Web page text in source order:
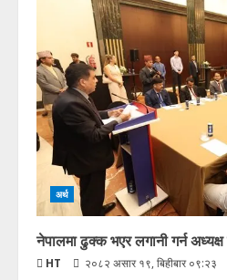
अर्थ
नेपालमा ढुक्क भएर लगानी गर्न
HT २०८२ असार १९, बिहीबार ०९:२३